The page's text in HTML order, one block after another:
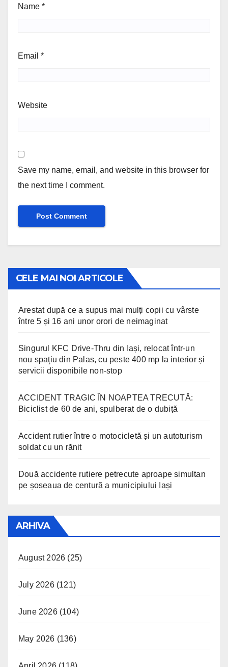
Name *
Email *
Website
Save my name, email, and website in this browser for
the next time I comment.
CELE MAI NOI ARTICOLE
Arestat după ce a supus mai mulți copii cu vârste
între 5 și 16 ani unor orori de neimaginat
Singurul KFC Drive-Thru din Iași, relocat într-un
nou spaţiu din Palas, cu peste 400 mp la interior și
servicii disponibile non-stop
ACCIDENT TRAGIC ÎN NOAPTEA TRECUTĂ:
Biciclist de 60 de ani, spulberat de o dubiță
Accident rutier între o motocicletă și un autoturism
soldat cu un rănit
Două accidente rutiere petrecute aproape simultan
pe șoseaua de centură a municipiului Iași
ARHIVA
August 2026 (25)
July 2026(121)
June 2026(104)
May 2026 (136)